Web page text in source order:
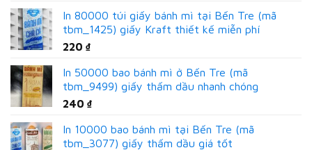
In 80000 túi giấy bánh mì tại Bến Tre (mã
tbm_1425) giấy Kraft thiết kế miễn phí
220 ₫
In 50000 bao bánh mì ở Bến Tre (mã
tbm_9499) giấy thấm dầu nhanh chóng
240 ₫
In 10000 bao bánh mì tại Bến Tre (mã
tbm_3077) giấy thấm dầu giá tốt